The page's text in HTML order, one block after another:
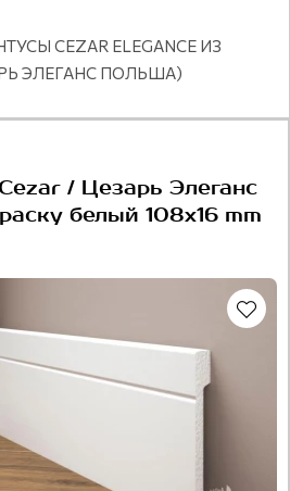
CEZAR ELEGANCE ИЗ
ЭЛЕГАНС ПОЛЬША)
/ Цезарь Элеганс
белый 108x16 mm